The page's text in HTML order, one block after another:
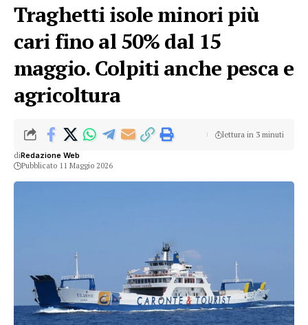
Traghetti isole minori più
cari fino al 50% dal 15
maggio. Colpiti anche pesca e
agricoltura
diRedazione Web
Pubblicato 11 Maggio 2026
lettura in 3 minuti